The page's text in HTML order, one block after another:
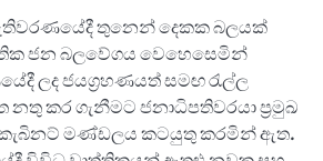
තුනෙන් දෙකක බලයක්
ජන බලවේගය වෙහෙසෙමින්
ලද ජයග්‍රහණයත් සමඟ රැල්ල
කර ගැනීමට ජනාධිපතිවරයා ප්‍රමුඛ
මණ්ඩලය කටයුතු කරමින් ඇත.